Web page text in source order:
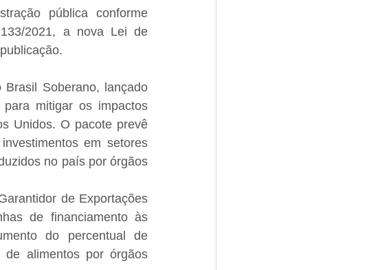
pública conforme
2021, a nova Lei de
Soberano, lançado
mitigar os impactos
Unidos. O pacote prevê
em setores
no país por órgãos
de Exportações
de financiamento às
do percentual de
alimentos por órgãos